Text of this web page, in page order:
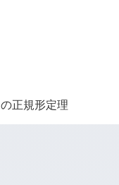
正規形定理